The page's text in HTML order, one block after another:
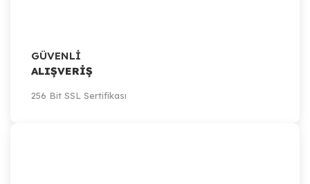
GÜVENLİ
ALIŞVERİŞ
256 Bit SSL Sertifikası